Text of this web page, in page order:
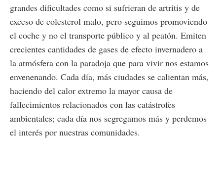
grandes dificultades como si sufrieran de artritis y de
exceso de colesterol malo, pero seguimos promoviendo
el coche y no el transporte público y al peatón. Emiten
crecientes cantidades de gases de efecto invernadero a
la atmósfera con la paradoja que para vivir nos estamos
envenenando. Cada día, más ciudades se calientan más,
haciendo del calor extremo la mayor causa de
fallecimientos relacionados con las catástrofes
ambientales; cada día nos segregamos más y perdemos
el interés por nuestras comunidades.